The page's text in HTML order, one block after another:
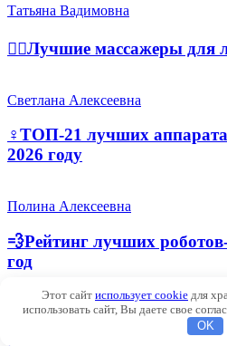
Татьяна Вадимовна
💆‍♀️Лучшие массажеры для
Светлана Алексеевна
‍♀️ТОП-21 лучших
2026 году
Полина Алексеевна
💨Рейтинг лучших
год
Валентина Викторовна
Этот сайт использует cookie для
использовать сайт, Вы даете свое
OK